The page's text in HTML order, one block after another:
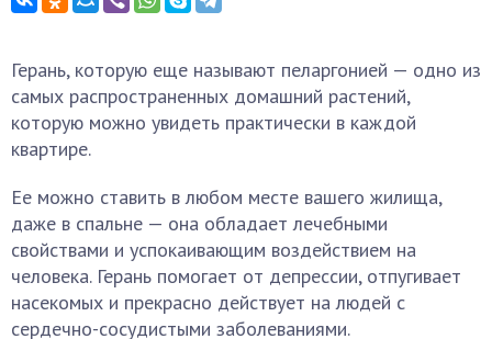
Герань, которую еще называют пеларгонией — одно из
самых распространенных домашний растений,
которую можно увидеть практически в каждой
квартире.
Ее можно ставить в любом месте вашего жилища,
даже в спальне — она обладает лечебными
свойствами и успокаивающим воздействием на
человека. Герань помогает от депрессии, отпугивает
насекомых и прекрасно действует на людей с
сердечно-сосудистыми заболеваниями.